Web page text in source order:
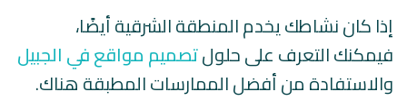
إذا كان نشاطك يخدم المنطقة الشرقية أيضًا،
فيمكنك التعرف على حلولتصميم مواقع في الجبيل
والاستفادة من أفضل الممارسات المطبقة هناك.